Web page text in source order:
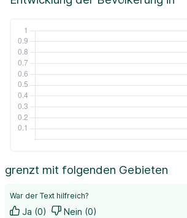
grenzt mit folgenden Gebieten
War der Text hilfreich?
Ja (0) Nein (0)